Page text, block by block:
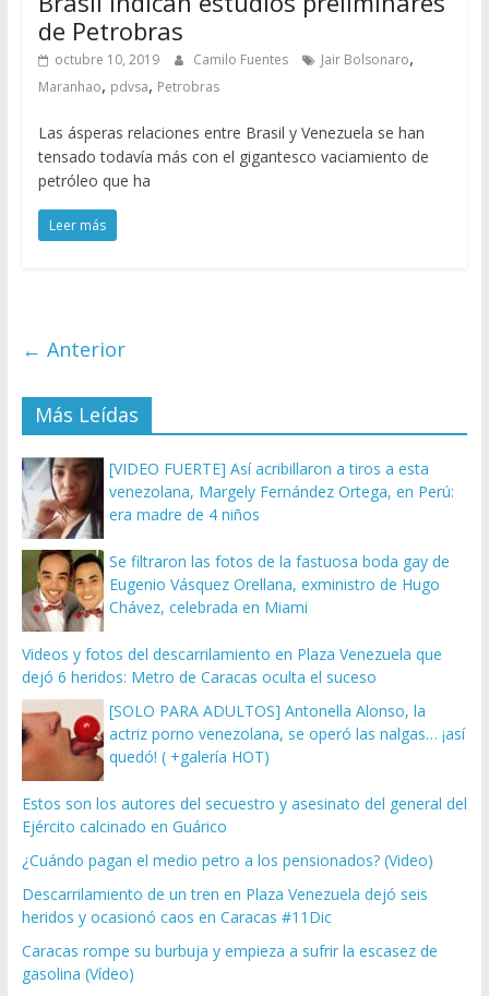
de Petrobras
octubre 10, 2019 Camilo Fuentes Jair Bolsonaro,
Maranhao, pdvsa, Petrobras
Las ásperas relaciones entre Brasil y Venezuela se han
tensado todavía más con el gigantesco vaciamiento de
petróleo que ha
Leer más
← Anterior
Más Leídas
[VIDEO FUERTE] Así acribillaron a tiros a esta
venezolana, Margely Fernández Ortega, en Perú:
era madre de 4 niños
Se filtraron las fotos de la fastuosa boda gay de
Eugenio Vásquez Orellana, exministro de Hugo
Chávez, celebrada en Miami
Videos y fotos del descarrilamiento en Plaza Venezuela que
dejó 6 heridos: Metro de Caracas oculta el suceso
[SOLO PARA ADULTOS] Antonella Alonso, la
actriz porno venezolana, se operó las nalgas… ¡así
quedó! ( +galería HOT)
Estos son los autores del secuestro y asesinato del general del
Ejército calcinado en Guárico
¿Cuándo pagan el medio petro a los pensionados? (Video)
Descarrilamiento de un tren en Plaza Venezuela dejó seis
heridos y ocasionó caos en Caracas #11Dic
Caracas rompe su burbuja y empieza a sufrir la escasez de
gasolina (Vídeo)